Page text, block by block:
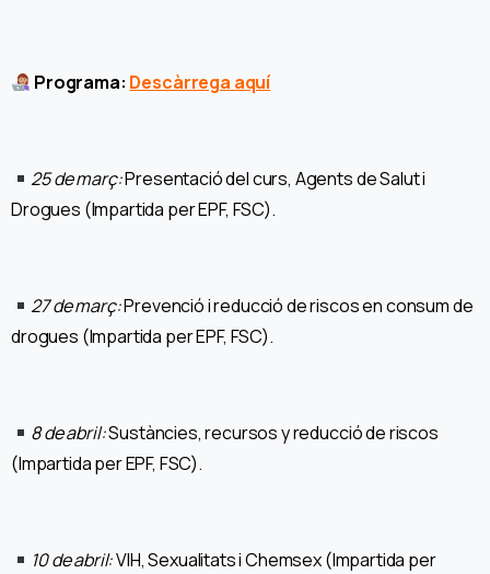
Programa: Descàrrega aquí
25 de març:Presentació del curs, Agents de Salut i
Drogues (Impartida per EPF, FSC).
27 de març:Prevenció i reducció de riscos en consum de
drogues (Impartida per EPF, FSC).
8 de abril:Sustàncies, recursos y reducció de riscos
(Impartida per EPF, FSC).
10 de abril:VIH, Sexualitats i Chemsex(Impartida per